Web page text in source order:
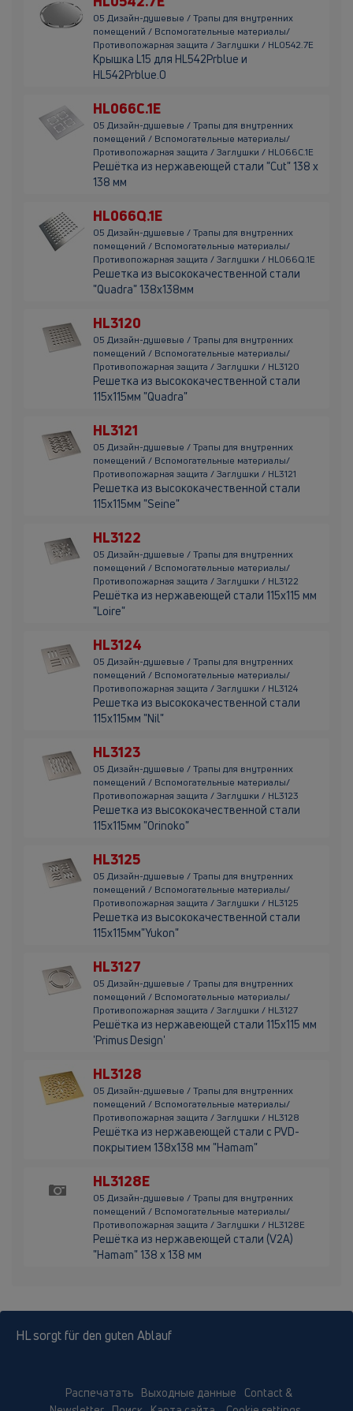
05 Дизайн-душевые / Трапы для внутренних
помещений / Вспомогательные материалы/
Противопожарная защита / Заглушки / HL0542.7E
Крышка L15 для HL542Prblue и
HL542Prblue.0
HL066C.1E
05 Дизайн-душевые / Трапы для внутренних
помещений / Вспомогательные материалы/
Противопожарная защита / Заглушки / HL066C.1E
Решётка из нержавеющей стали "Cut" 138 x
138 мм
HL066Q.1E
05 Дизайн-душевые / Трапы для внутренних
помещений / Вспомогательные материалы/
Противопожарная защита / Заглушки / HL066Q.1E
Решетка из высококачественной стали
"Quadra" 138х138мм
HL3120
05 Дизайн-душевые / Трапы для внутренних
помещений / Вспомогательные материалы/
Противопожарная защита / Заглушки / HL3120
Решетка из высококачественной стали
115х115мм "Quadra"
HL3121
05 Дизайн-душевые / Трапы для внутренних
помещений / Вспомогательные материалы/
Противопожарная защита / Заглушки / HL3121
Решетка из высококачественной стали
115х115мм "Seine"
HL3122
05 Дизайн-душевые / Трапы для внутренних
помещений / Вспомогательные материалы/
Противопожарная защита / Заглушки / HL3122
Решётка из нержавеющей стали 115x115 мм
"Loire"
HL3124
05 Дизайн-душевые / Трапы для внутренних
помещений / Вспомогательные материалы/
Противопожарная защита / Заглушки / HL3124
Решетка из высококачественной стали
115х115мм "Nil"
HL3123
05 Дизайн-душевые / Трапы для внутренних
помещений / Вспомогательные материалы/
Противопожарная защита / Заглушки / HL3123
Решетка из высококачественной стали
115х115мм "Orinoko"
HL3125
05 Дизайн-душевые / Трапы для внутренних
помещений / Вспомогательные материалы/
Противопожарная защита / Заглушки / HL3125
Решетка из высококачественной стали
115х115мм"Yukon"
HL3127
05 Дизайн-душевые / Трапы для внутренних
помещений / Вспомогательные материалы/
Противопожарная защита / Заглушки / HL3127
Решётка из нержавеющей стали 115x115 мм
'Primus Design'
HL3128
05 Дизайн-душевые / Трапы для внутренних
помещений / Вспомогательные материалы/
Противопожарная защита / Заглушки / HL3128
Решётка из нержавеющей стали c PVD-
покрытием 138х138 мм "Hamam"
HL3128E
05 Дизайн-душевые / Трапы для внутренних
помещений / Вспомогательные материалы/
Противопожарная защита / Заглушки / HL3128E
Решётка из нержавеющей стали (V2A)
"Hamam" 138 x 138 мм
HL sorgt für den guten Ablauf
Распечатать Выходные данные
Contact &